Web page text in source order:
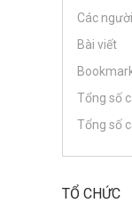
Các
Bài viết
Tổng số
Tổng số
TỔ CHỨC